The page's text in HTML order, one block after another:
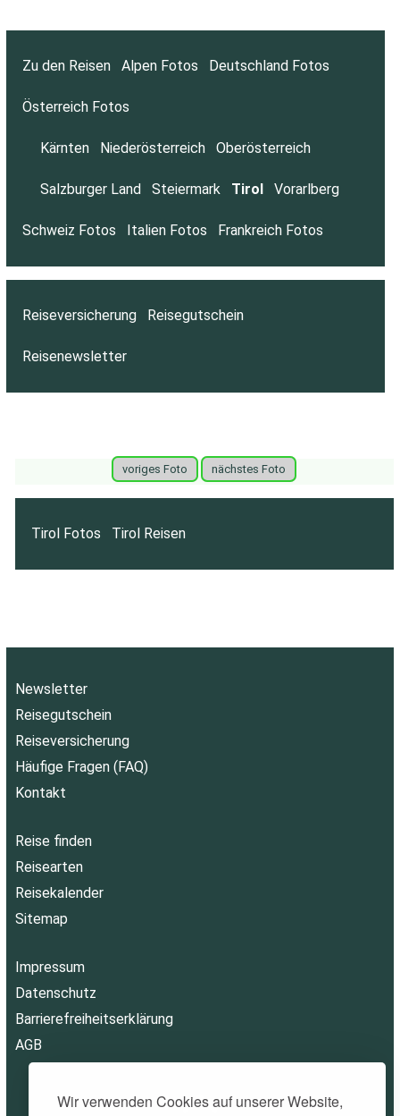
Wir verwenden Cookies auf unserer Website,
Zu den Reisen Alpen Fotos Deutschland Fotos
Österreich Fotos
Kärnten Niederösterreich Oberösterreich
Salzburger Land Steiermark Tirol Vorarlberg
Schweiz Fotos Italien Fotos Frankreich Fotos
Reiseversicherung Reisegutschein
Reisenewsletter
voriges Foto nächstes Foto
Tirol Fotos Tirol Reisen
Newsletter
Reisegutschein
Reiseversicherung
Häufige Fragen (FAQ)
Kontakt
Reise finden
Reisearten
Reisekalender
Sitemap
Impressum
Datenschutz
Barrierefreiheitserklärung
AGB